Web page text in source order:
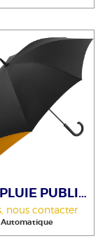
PARAPLUIE PUBLICITAIRE SAC À DOS
nous contacter
Automatique